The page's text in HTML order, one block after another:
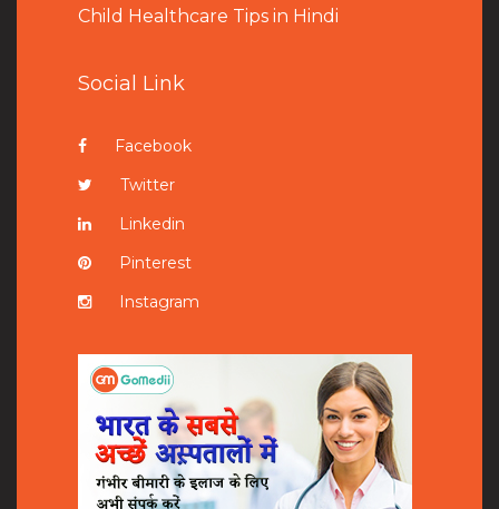
Child Healthcare Tips in Hindi
Social Link
Facebook
Twitter
Linkedin
Pinterest
Instagram